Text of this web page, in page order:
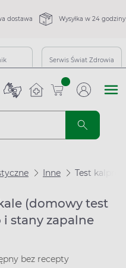
dostawa Wysyłka w 24 godziny
Serwis Świat Zdrowia
sztuk
Inne Test
(domowy test
stany zapalne
bez recepty